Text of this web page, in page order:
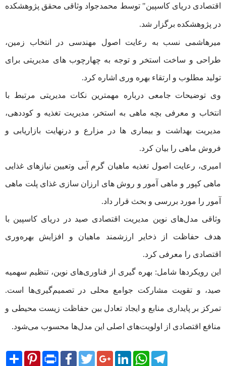
اقتصادی دریای کاسپین" توسط محمدجواد وثاقی محقق پژوهشکده
در پژوهشکده برگزار شد.
میرهاشمی نسب به رعایت اصول مهندسی در انتخاب زمین،
طراحی و ساخت استخر و توجه به چهارچوب های مدیریتی برای
تولید مطلوب و ارتقاء بهره وری اشاره کرد.
وی توضیحات جامعی درباره مهمترین نکات مدیریتی مرتبط با
انتخاب و معرفی بچه ماهی به استخر، مدیریت تغذیه و کوددهی،
مدیریت بهداشت و بیماری ها در مزارع و درنهایت بازاریابی و
فروش ماهی را بیان کرد.
امیری، رعایت اصول تغذیه ماهیان گرم آبی وتعیین نیازهای غذایی
ماهی کپور و ماهی آمور و روش های ارزان سازی غذای پلت ماهی
آمور را مورد بررسی و بحث قرار داد.
وثاقی مدل‌های نوین مدیریت اقتصادی صید در دریای کاسپین با
هدف حفاظت از ذخایر ارزشمند ماهیان و افزایش بهره‌وری
اقتصادی را معرفی کرد.
این رویکردها شامل: بهره ‌گیری از فناوری‌های نوین، تنظیم سهمیه
صید، و تقویت مشارکت جوامع محلی در تصمیم‌گیری‌ها است.
تمرکز بر پایداری منابع و ایجاد تعادل بین حفاظت زیست‌ محیطی و
منافع اقتصادی از اولویت‌های اصلی این مدل‌ها محسوب می‌شود.
SharePinterest Print
FacebookTwitterGoogle+LinkedInWhatsAppTelegram